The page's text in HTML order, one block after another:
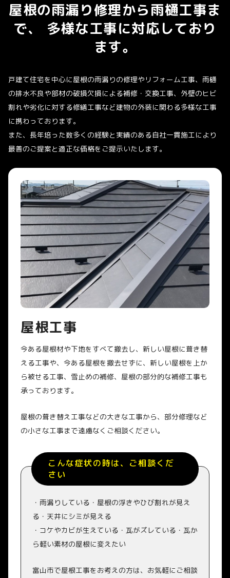
屋根の雨漏り修理から雨樋工事ま
で、
多様な工事に対応しており
ます。
戸建て住宅を中心に屋根の雨漏りの修理やリフォーム工事、雨樋
の排水不良や部材の破損欠損による補修・交換工事、外壁のヒビ
割れや劣化に対する修繕工事など建物の外装に関わる多様な工事
に携わっております。
また、長年培った数多くの経験と実績のある自社一貫施工により
最善のご提案と適正な価格をご提示いたします。
屋根工事
今ある屋根材や下地をすべて撤去し、新しい屋根に葺き替
える工事や、今ある屋根を撤去せずに、新しい屋根を上か
ら被せる工事、雪止めの補修、屋根の部分的な補修工事も
承っております。
屋根の葺き替え工事などの大きな工事から、部分修理など
の小さな工事まで遠慮なくご相談ください。
こんな症状の時は、ご相談くだ
さい
・雨漏りしている・屋根の浮きやひび割れが見え
る・天井にシミが見える
・コケやカビが生えている・瓦がズレている・瓦か
ら軽い素材の屋根に変えたい
富山市で屋根工事をお考えの方は、お気軽にご相談